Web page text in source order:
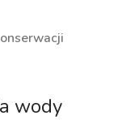
wody